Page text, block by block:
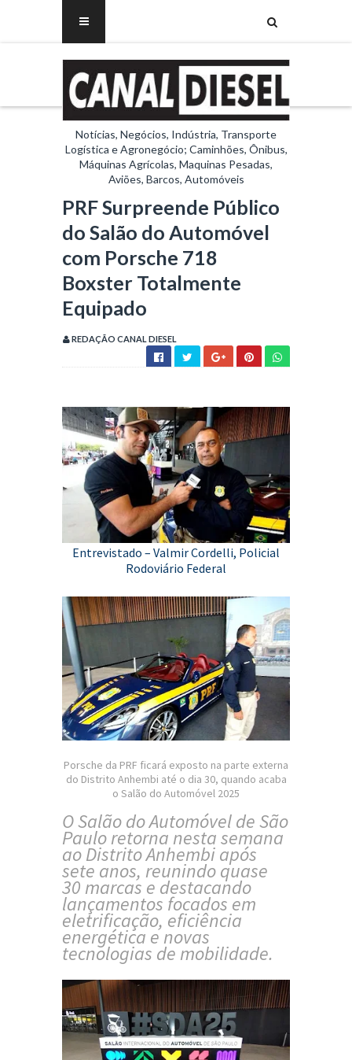
Notícias, Negócios, Indústria, Transporte
Logística e Agronegócio; Caminhões, Ônibus,
Máquinas Agrícolas, Maquinas Pesadas,
Aviões, Barcos, Automóveis
PRF Surpreende Público
do Salão do Automóvel
com Porsche 718
Boxster Totalmente
Equipado
REDAÇÃO CANAL DIESEL
Entrevistado – Valmir Cordelli, Policial
Rodoviário Federal
Porsche da PRF ficará exposto na parte externa
do Distrito Anhembi até o dia 30, quando acaba
o Salão do Automóvel 2025
O Salão do Automóvel de São
Paulo retorna nesta semana
ao Distrito Anhembi após
sete anos, reunindo quase
30 marcas e destacando
lançamentos focados em
eletrificação, eficiência
energética e novas
tecnologias de mobilidade.